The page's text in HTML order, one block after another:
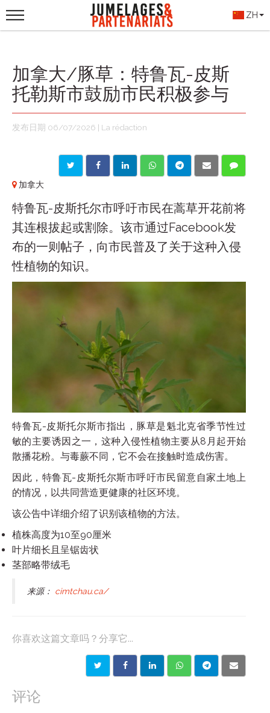
ZH
加拿大/豚草：特鲁瓦-皮斯
托勒斯市鼓励市民积极参与
发布日期 06/07/2026 | La rédaction
加拿大
特鲁瓦-皮斯托尔市呼吁市民在蒿草开花前将
其连根拔起或割除。该市通过Facebook发
布的一则帖子，向市民普及了关于这种入侵
性植物的知识。
特鲁瓦-皮斯托尔斯市指出，豚草是魁北克省季节性过
敏的主要诱因之一，这种入侵性植物主要从8月起开始
散播花粉。与毒蕨不同，它不会在接触时造成伤害。
因此，特鲁瓦-皮斯托尔斯市呼吁市民留意自家土地上
的情况，以共同营造更健康的社区环境。
该公告中详细介绍了识别该植物的方法。
植株高度为10至90厘米
叶片细长且呈锯齿状
茎部略带绒毛
来源： cimtchau.ca/
你喜欢这篇文章吗？分享它...
评论